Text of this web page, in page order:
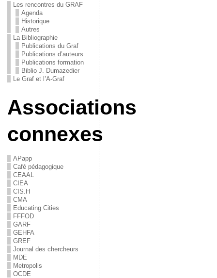
Les rencontres du GRAF
Agenda
Historique
Autres
La Bibliographie
Publications du Graf
Publications d’auteurs
Publications formation
Biblio J. Dumazedier
Le Graf et l’A-Graf
Associations
connexes
APapp
Café pédagogique
CEAAL
CIEA
CIS.H
CMA
Educating Cities
FFFOD
GARF
GEHFA
GREF
Journal des chercheurs
MDE
Metropolis
OCDE